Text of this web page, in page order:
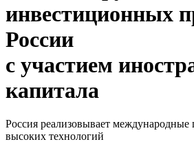
инвестиционных
России
с участием
капитала
Россия реализовывает международные
высоких технологий